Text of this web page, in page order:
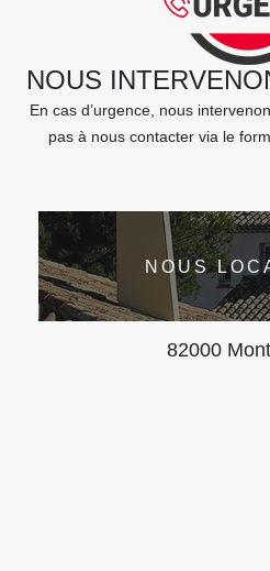
NOUS
En cas d’urgence, nous
pas à nous contacter via le
NOUS
82000